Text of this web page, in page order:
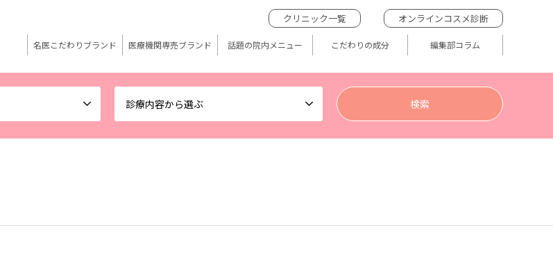
診療内容から選ぶ
クリニック一覧 オンラインコスメ診断
名医こだわりブランド 医療機関専売ブランド 話題の院内メニュー こだわりの成分 編集部コラム